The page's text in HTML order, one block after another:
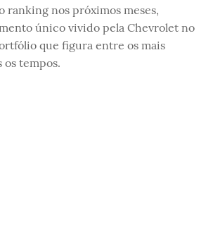
ranking nos próximos meses,
único vivido pela Chevrolet no
que figura entre os mais
os tempos.